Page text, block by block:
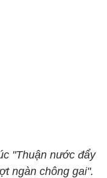
"Thuận nước đẩy
ngàn chông gai".